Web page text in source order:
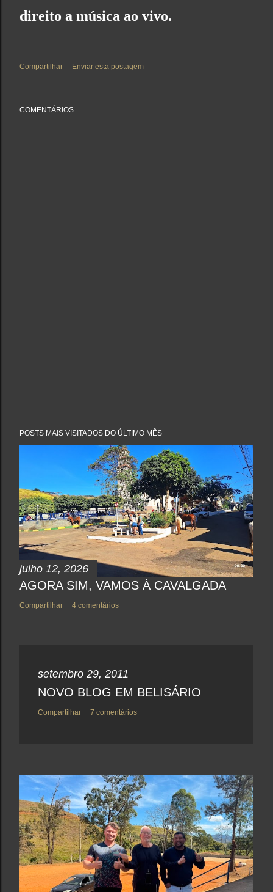
direito a música ao vivo.
Compartilhar Enviar esta postagem
COMENTÁRIOS
POSTS MAIS VISITADOS DO ÚLTIMO MÊS
julho 12, 2026
AGORA SIM, VAMOS À CAVALGADA
Compartilhar 4 comentários
setembro 29, 2011
NOVO BLOG EM BELISÁRIO
Compartilhar 7 comentários